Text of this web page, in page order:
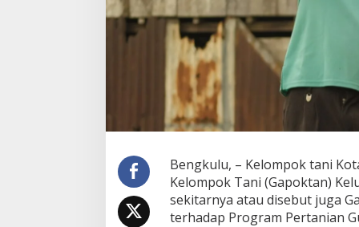
Bengkulu, – Kelompok tani
Kelompok Tani (Gapoktan)
sekitarnya atau disebut juga
terhadap Program Pertanian